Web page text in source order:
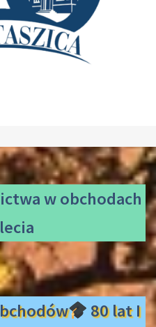
w obchodach
80 lat I